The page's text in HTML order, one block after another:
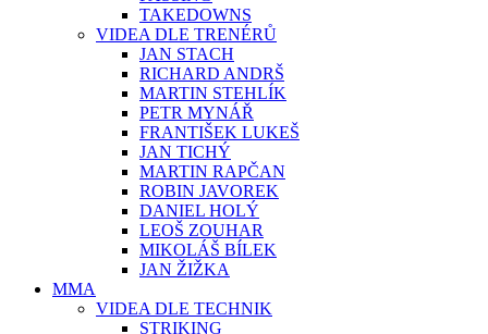
TAKEDOWNS
VIDEA DLE TRENÉRŮ
JAN STACH
RICHARD ANDRŠ
MARTIN STEHLÍK
PETR MYNÁŘ
FRANTIŠEK LUKEŠ
JAN TICHÝ
MARTIN RAPČAN
ROBIN JAVOREK
DANIEL HOLÝ
LEOŠ ZOUHAR
MIKOLÁŠ BÍLEK
JAN ŽIŽKA
MMA
VIDEA DLE TECHNIK
STRIKING